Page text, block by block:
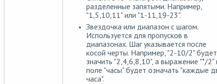
разделенные запятыми. Например,
"1,5,10,11" или "1-11,19-23".
Звездочка или диапазон с шагом.
Используется для пропусков в
диапазонах. Шаг указывается после
косой черты. Например, "2-10/2" будет
значить "2,4,6,8,10", а выражение "*/2"
поле "часы" будет означать "каждые
часа".